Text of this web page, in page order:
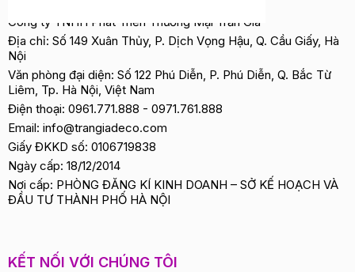
Công ty TNHH Phát Triển Thương Mại Trần Gia
Địa chỉ: Số 149 Xuân Thủy, P. Dịch Vọng Hậu, Q. Cầu Giấy, Hà
Nội
Văn phòng đại diện: Số 122 Phú Diễn, P. Phú Diễn, Q. Bắc Từ
Liêm, Tp. Hà Nội, Việt Nam
Điện thoại: 0961.771.888 - 0971.761.888
Email: info@trangiadeco.com
Giấy ĐKKD số: 0106719838
Ngày cấp: 18/12/2014
Nơi cấp: PHÒNG ĐĂNG KÍ KINH DOANH – SỞ KẾ HOẠCH VÀ
ĐẦU TƯ THÀNH PHỐ HÀ NỘI
KẾT NỐI VỚI CHÚNG TÔI